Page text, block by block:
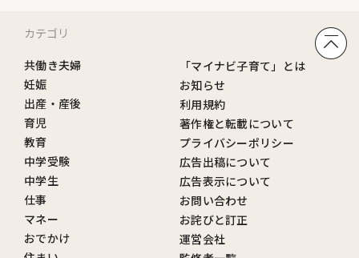
カテゴリ
共働き夫婦
妊娠
出産・産後
育児
教育
中学受験
中学生
仕事
マネー
おでかけ
「マイナビ子育て」とは
お知らせ
利用規約
著作権と転載について
プライバシーポリシー
広告出稿について
広告表示について
お問い合わせ
お詫びと訂正
運営会社